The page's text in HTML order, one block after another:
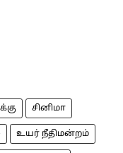
சினிமா
உயர் நீதிமன்றம்